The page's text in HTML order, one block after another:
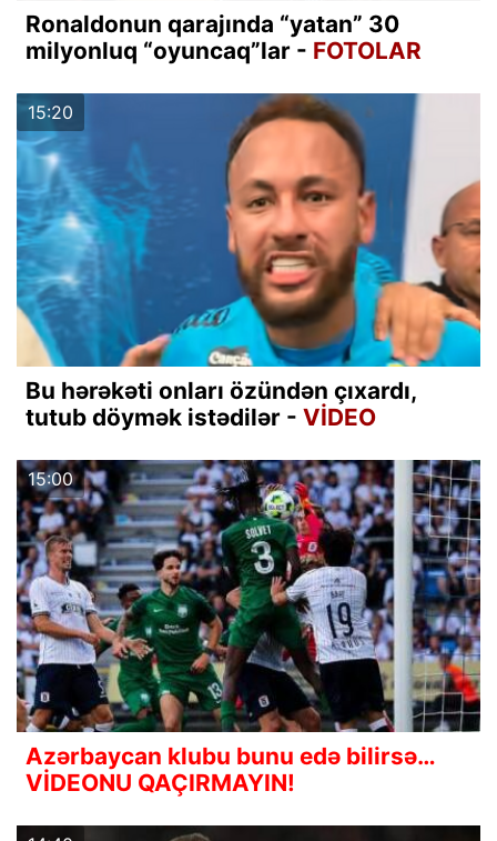
Ronaldonun qarajında “yatan” 30
milyonluq “oyuncaq”lar - FOTOLAR
15:20
Bu hərəkəti onları özündən çıxardı,
tutub döymək istədilər - VİDEO
15:00
Azərbaycan klubu bunu edə bilirsə…
VİDEONU QAÇIRMAYIN!